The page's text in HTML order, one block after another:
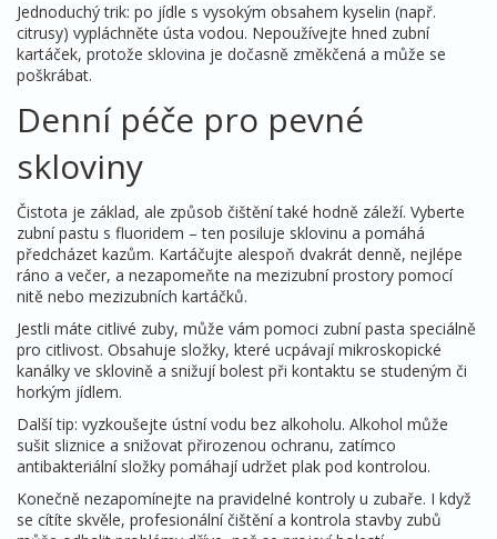
Jednoduchý trik: po jídle s vysokým obsahem kyselin (např.
citrusy) vypláchněte ústa vodou. Nepoužívejte hned zubní
kartáček, protože sklovina je dočasně změkčená a může se
poškrábat.
Denní péče pro pevné
skloviny
Čistota je základ, ale způsob čištění také hodně záleží. Vyberte
zubní pastu s fluoridem – ten posiluje sklovinu a pomáhá
předcházet kazům. Kartáčujte alespoň dvakrát denně, nejlépe
ráno a večer, a nezapomeňte na mezizubní prostory pomocí
nitě nebo mezizubních kartáčků.
Jestli máte citlivé zuby, může vám pomoci zubní pasta speciálně
pro citlivost. Obsahuje složky, které ucpávají mikroskopické
kanálky ve sklovině a snižují bolest při kontaktu se studeným či
horkým jídlem.
Další tip: vyzkoušejte ústní vodu bez alkoholu. Alkohol může
sušit sliznice a snižovat přirozenou ochranu, zatímco
antibakteriální složky pomáhají udržet plak pod kontrolou.
Konečně nezapomínejte na pravidelné kontroly u zubaře. I když
se cítíte skvěle, profesionální čištění a kontrola stavby zubů